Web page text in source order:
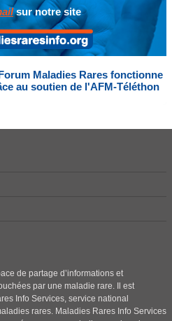
sur notre site
Maladies Rares fonctionne
au soutien de l'AFM-Téléthon
de partage d’informations et
par une maladie rare. Il est
Info Services, service national
rares. Maladies Rares Info Services